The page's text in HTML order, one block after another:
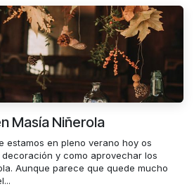
Masía Niñerola
estamos en pleno verano hoy os
y como aprovechar los
Aunque parece que quede mucho